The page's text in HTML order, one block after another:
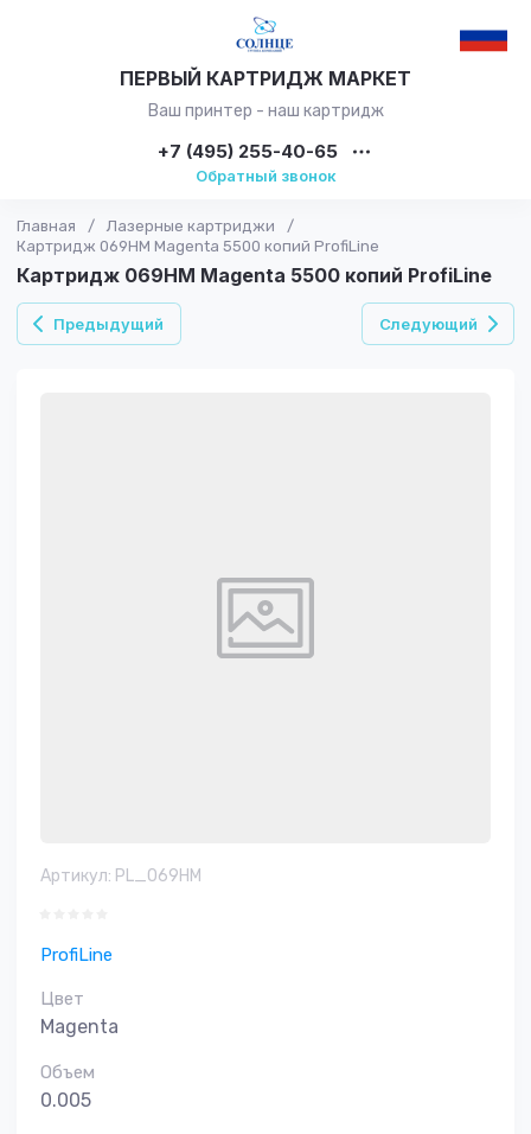
ПЕРВЫЙ КАРТРИДЖ МАРКЕТ
Ваш принтер - наш картридж
+7 (495) 255-40-65
Обратный звонок
Главная / Лазерные картриджи
/
Картридж 069HM Magenta 5500 копий ProfiLine
Картридж 069HM Magenta 5500 копий ProfiLine
Предыдущий Следующий
Артикул: PL_069HM
ProfiLine
Цвет
Magenta
Объем
0.005